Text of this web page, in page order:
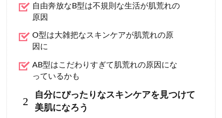
自由奔放なB型は不規則な生活が肌荒れの
原因
O型は大雑把なスキンケアが肌荒れの原
因に
AB型はこだわりすぎて肌荒れの原因にな
っているかも
2
自分にぴったりなスキンケアを見つけて
美肌になろう